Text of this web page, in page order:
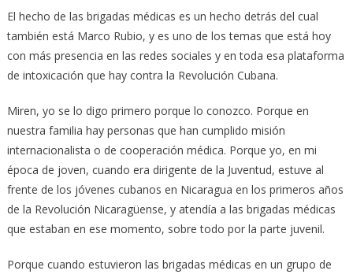
El hecho de las brigadas médicas es un hecho detrás del cual
también está Marco Rubio, y es uno de los temas que está hoy
con más presencia en las redes sociales y en toda esa plataforma
de intoxicación que hay contra la Revolución Cubana.
Miren, yo se lo digo primero porque lo conozco. Porque en
nuestra familia hay personas que han cumplido misión
internacionalista o de cooperación médica. Porque yo, en mi
época de joven, cuando era dirigente de la Juventud, estuve al
frente de los jóvenes cubanos en Nicaragua en los primeros años
de la Revolución Nicaragüense, y atendía a las brigadas médicas
que estaban en ese momento, sobre todo por la parte juvenil.
Porque cuando estuvieron las brigadas médicas en un grupo de